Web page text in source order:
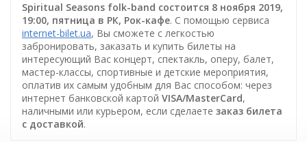
Spiritual Seasons folk-band состоится 8 ноября 2019,
19:00, пятница в РК, Рок-кафе. С помощью сервиса
internet-bilet.ua, Вы сможете с легкостью
забронировать, заказать и купить билеты на
интересующий Вас концерт, спектакль, оперу, балет,
мастер-классы, спортивные и детские мероприятия,
оплатив их самым удобным для Вас способом: через
интернет банковской картой VISA/MasterCard,
наличными или курьером, если сделаете заказ билета
c доставкой.